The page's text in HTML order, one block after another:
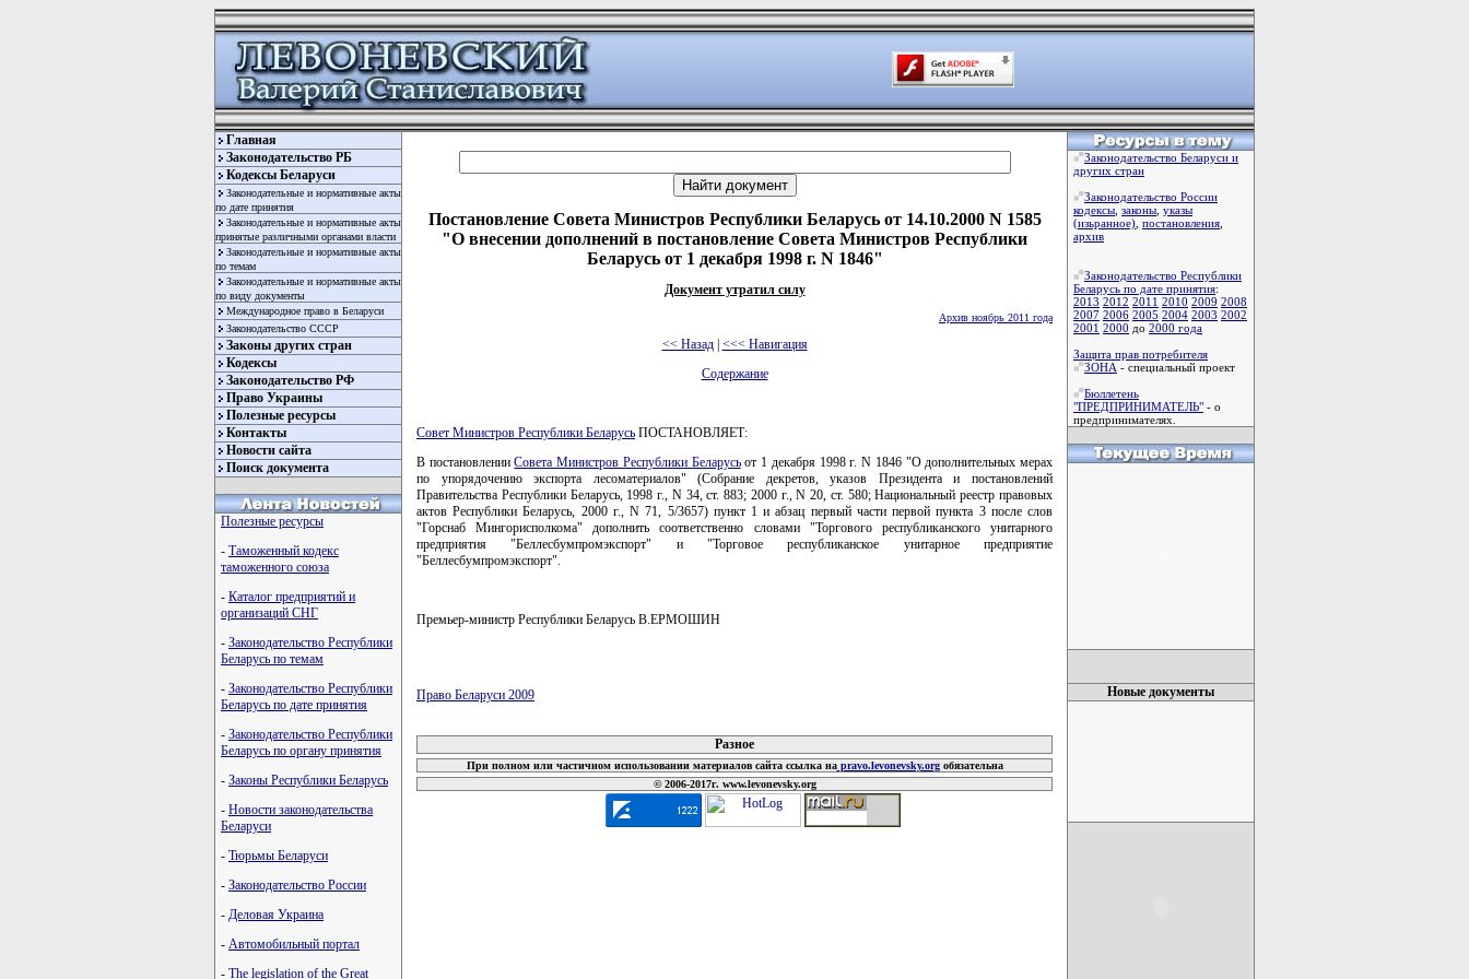
Главная
Законодательство РБ
Кодексы Беларуси
Законодательные и нормативные акты
по дате принятия
Законодательные и нормативные акты
принятые различными органами власти
Законодательные и нормативные акты
по темам
Законодательные и нормативные акты
по виду документы
Международное право в Беларуси
Законодательство СССР
Законы других стран
Кодексы
Законодательство РФ
Право Украины
Полезные ресурсы
Контакты
Новости сайта
Поиск документа
Полезные ресурсы
- Таможенный кодекс
таможенного союза
- Каталог предприятий и
организаций СНГ
- Законодательство Республики
Беларусь по темам
- Законодательство Республики
Беларусь по дате принятия
- Законодательство Республики
Беларусь по органу принятия
- Законы Республики Беларусь
- Новости законодательства
Беларуси
- Тюрьмы Беларуси
- Законодательство России
- Деловая Украина
- Автомобильный портал
- The legislation of the Great
Постановление Совета Министров Республики Беларусь от 14.10.2000 N 1585
"О внесении дополнений в постановление Совета Министров Республики
Беларусь от 1 декабря 1998 г. N 1846"
Документ утратил силу
Архив ноябрь 2011 года
<< Назад| <<< Навигация
Содержание
Совет Министров Республики Беларусь ПОСТАНОВЛЯЕТ:
В постановленииСовета Министров Республики Беларусьот 1 декабря 1998 г. N 1846 "О дополнительных мерах
по упорядочению экспорта лесоматериалов" (Собрание декретов, указов Президента и постановлений
Правительства Республики Беларусь, 1998 г., N 34, ст. 883; 2000 г., N 20, ст. 580; Национальный реестр правовых
актов Республики Беларусь, 2000 г., N 71, 5/3657) пункт 1 и абзац первый части первой пункта 3 после слов
"Горснаб Мингорисполкома" дополнить соответственно словами "Торгового республиканского унитарного
предприятия "Беллесбумпромэкспорт" и "Торговое республиканское унитарное предприятие
"Беллесбумпромэкспорт".
Премьер-министр Республики Беларусь В.ЕРМОШИН
Право Беларуси 2009
Разное
При полном или частичном использовании материалов сайта ссылка наpravo.levonevsky.orgобязательна
© 2006-2017г. www.levonevsky.org
Законодательство Беларуси и
других стран
Законодательство России
кодексы законы указы
(изьранное) постановления
архив
Законодательство Республики
Беларусь по дате принятия:
2013 2012 2011 2010 2009 2008
2007 2006 2005 2004 2003 2002
2001 2000 до 2000 года
Защита прав потребителя
ЗОНА - специальный проект
Бюллетень
"ПРЕДПРИНИМАТЕЛЬ" - о
предпринимателях.
Новые документы